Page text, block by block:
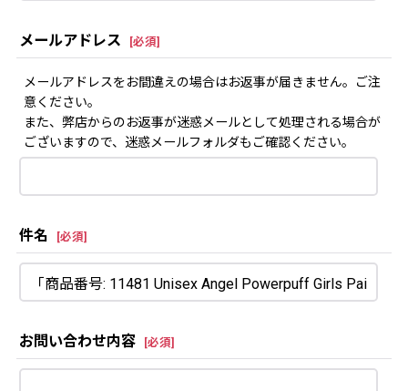
メールアドレス [必須]
メールアドレスをお間違えの場合はお返事が届きません。ご注
意ください。
また、弊店からのお返事が迷惑メールとして処理される場合が
ございますので、迷惑メールフォルダもご確認ください。
件名 [必須]
お問い合わせ内容 [必須]